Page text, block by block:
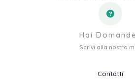
Hai
Scrivi alla nostra
Contatti